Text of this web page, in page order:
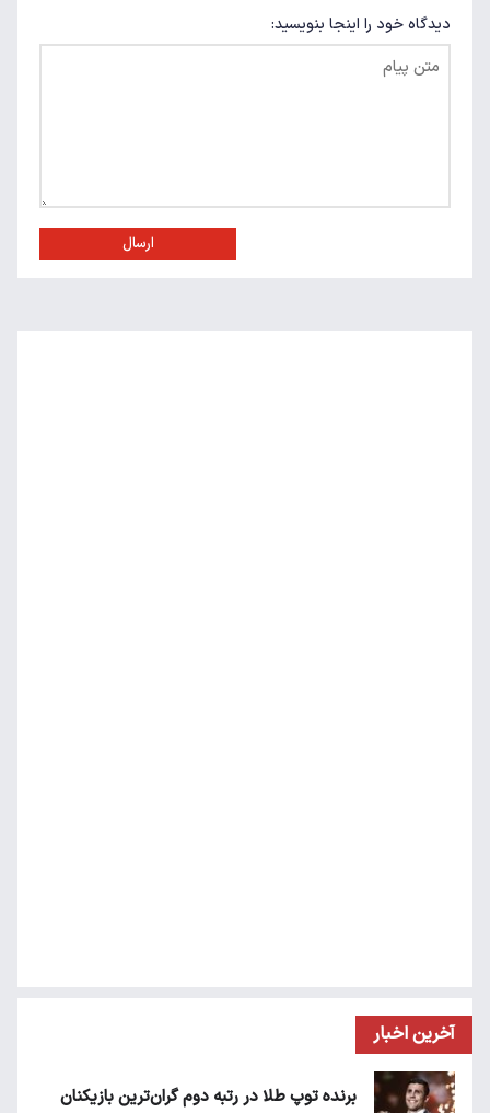
دیدگاه خود را اینجا بنویسید:
ارسال
آخرین اخبار
برنده توپ طلا در رتبه دوم گران‌ترین بازیکنان